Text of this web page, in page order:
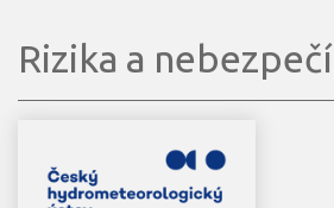
Rizika a nebezpečí